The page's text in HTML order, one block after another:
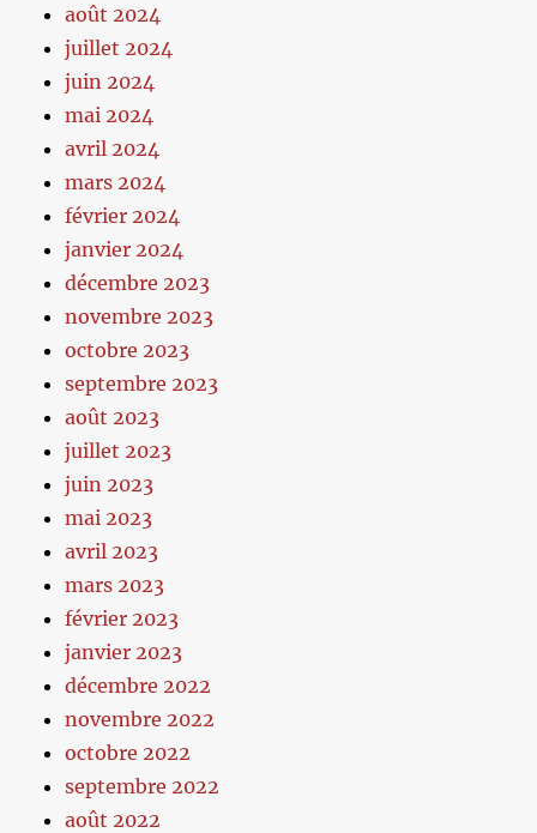
août 2024
juillet 2024
juin 2024
mai 2024
avril 2024
mars 2024
février 2024
janvier 2024
décembre 2023
novembre 2023
octobre 2023
septembre 2023
août 2023
juillet 2023
juin 2023
mai 2023
avril 2023
mars 2023
février 2023
janvier 2023
décembre 2022
novembre 2022
octobre 2022
septembre 2022
août 2022